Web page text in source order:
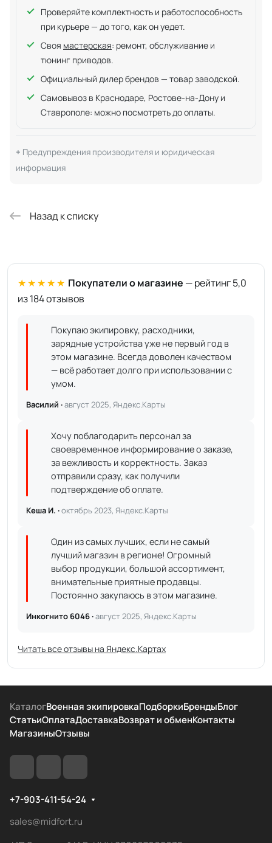
Проверяйте комплектность и работоспособность
при курьере — до того, как он уедет.
Своя мастерская: ремонт, обслуживание и
тюнинг приводов.
Официальный дилер брендов — товар заводской.
Самовывоз в Краснодаре, Ростове-на-Дону и
Ставрополе: можно посмотреть до оплаты.
Предупреждения производителя и юридическая
информация
Назад к списку
★★★★★ Покупатели о магазине — рейтинг 5,0
из 184 отзывов
Покупаю экипировку, расходники,
зарядные устройства уже не первый год в
этом магазине. Всегда доволен качеством
— всё работает долго при использовании с
умом.
Василий ·август 2025, Яндекс.Карты
Хочу поблагодарить персонал за
своевременное информирование о заказе,
за вежливость и корректность. Заказ
отправили сразу, как получили
подтверждение об оплате.
Кеша И. ·октябрь 2023, Яндекс.Карты
Один из самых лучших, если не самый
лучший магазин в регионе! Огромный
выбор продукции, большой ассортимент,
внимательные приятные продавцы.
Постоянно закупаюсь в этом магазине.
Инкогнито 6046 ·август 2025, Яндекс.Карты
Читать все отзывы на Яндекс.Картах
КаталогВоенная экипировкаПодборкиБрендыБлог
СтатьиОплатаДоставкаВозврат и обменКонтакты
МагазиныОтзывы
+7-903-411-54-24
sales@midfort.ru